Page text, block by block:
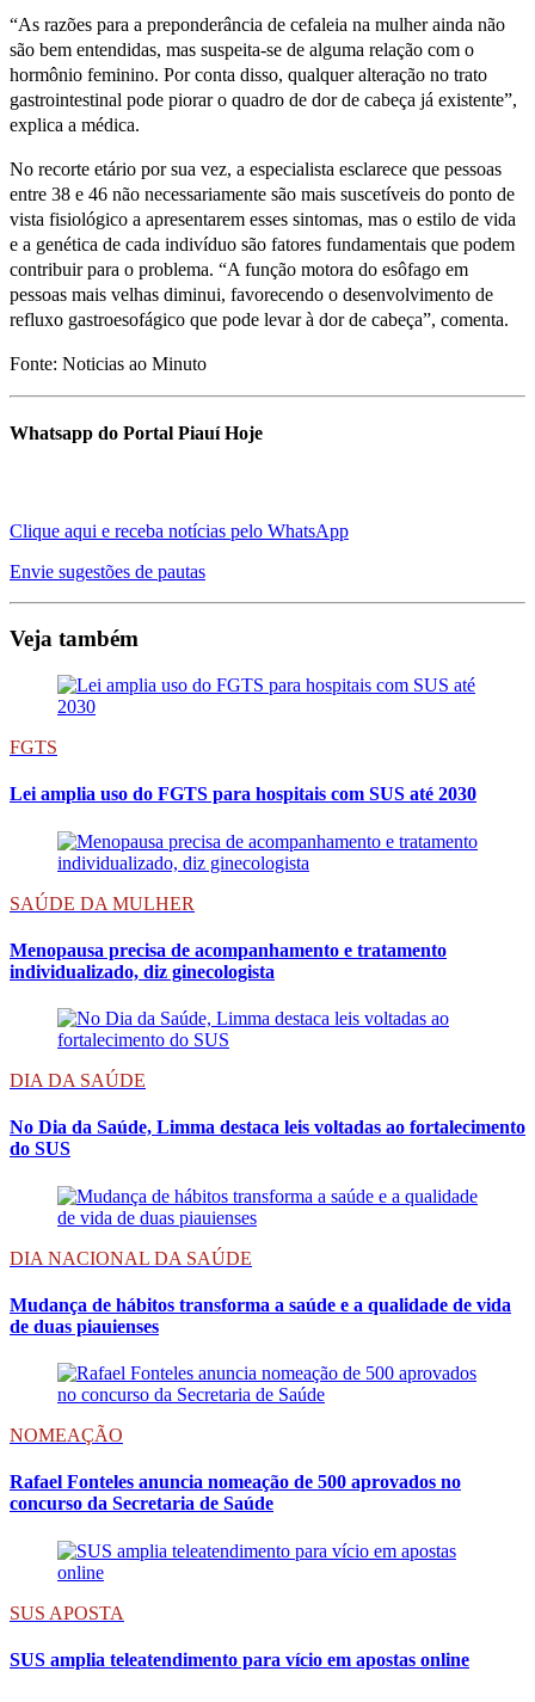
“As razões para a preponderância de cefaleia na mulher ainda não
são bem entendidas, mas suspeita-se de alguma relação com o
hormônio feminino. Por conta disso, qualquer alteração no trato
gastrointestinal pode piorar o quadro de dor de cabeça já existente”,
explica a médica.
No recorte etário por sua vez, a especialista esclarece que pessoas
entre 38 e 46 não necessariamente são mais suscetíveis do ponto de
vista fisiológico a apresentarem esses sintomas, mas o estilo de vida
e a genética de cada indivíduo são fatores fundamentais que podem
contribuir para o problema. “A função motora do esôfago em
pessoas mais velhas diminui, favorecendo o desenvolvimento de
refluxo gastroesofágico que pode levar à dor de cabeça”, comenta.
Fonte: Noticias ao Minuto
Whatsapp do Portal Piauí Hoje
Clique aqui e receba notícias pelo WhatsApp
Envie sugestões de pautas
Veja também
FGTS
Lei amplia uso do FGTS para hospitais com SUS até 2030
SAÚDE DA MULHER
Menopausa precisa de acompanhamento e tratamento
individualizado, diz ginecologista
DIA DA SAÚDE
No Dia da Saúde, Limma destaca leis voltadas ao fortalecimento
do SUS
DIA NACIONAL DA SAÚDE
Mudança de hábitos transforma a saúde e a qualidade de vida
de duas piauienses
NOMEAÇÃO
Rafael Fonteles anuncia nomeação de 500 aprovados no
concurso da Secretaria de Saúde
SUS APOSTA
SUS amplia teleatendimento para vício em apostas online